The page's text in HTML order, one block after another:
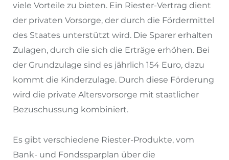
viele Vorteile zu bieten. Ein Riester-Vertrag dient
der privaten Vorsorge, der durch die Fördermittel
des Staates unterstützt wird. Die Sparer erhalten
Zulagen, durch die sich die Erträge erhöhen. Bei
der Grundzulage sind es jährlich 154 Euro, dazu
kommt die Kinderzulage. Durch diese Förderung
wird die private Altersvorsorge mit staatlicher
Bezuschussung kombiniert.
Es gibt verschiedene Riester-Produkte, vom
Bank- und Fondssparplan über die